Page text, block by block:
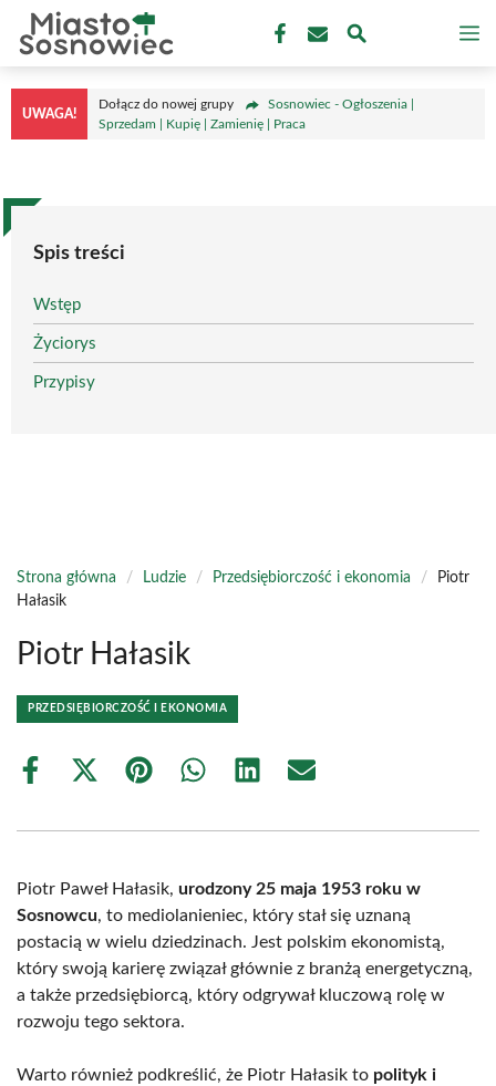
Przejdź
treści
UWAGA!
Dołącz do nowej grupy
Sosnowiec - Ogłoszenia |
Sprzedam | Kupię | Zamienię | Praca
Spis treści
Wstęp
Życiorys
Przypisy
Strona główna / Ludzie / Przedsiębiorczość i ekonomia /
Piotr
Hałasik
Piotr Hałasik
PRZEDSIĘBIORCZOŚĆ I EKONOMIA
Share
Share
(Twitter)
Share Share Share Share
Piotr Paweł Hałasik, urodzony 25 maja 1953 roku w
Sosnowcu, to mediolanieniec, który stał się uznaną
postacią w wielu dziedzinach. Jest polskim ekonomistą,
który swoją karierę związał głównie z branżą energetyczną,
a także przedsiębiorcą, który odgrywał kluczową rolę w
rozwoju tego sektora.
Warto również podkreślić, że Piotr Hałasik to polityk i